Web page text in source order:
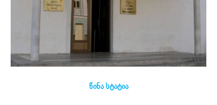
წინა სტატია